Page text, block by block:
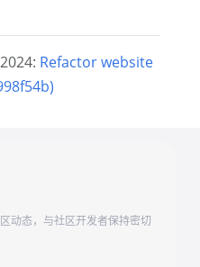
Refactor website
动态，与社区开发者保持密切